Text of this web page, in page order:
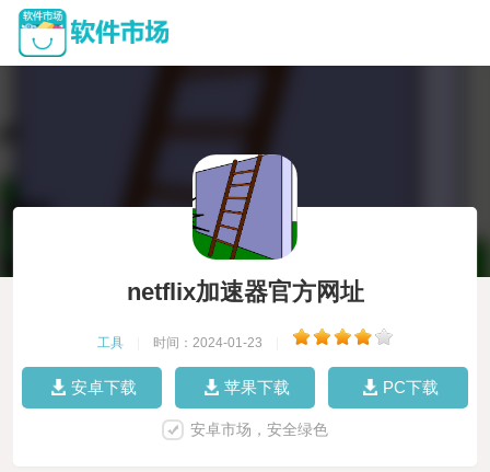
netflix加速器官方网址
工具 时间：2024-01-23
安卓下载 苹果下载 PC下载
安卓市场，安全绿色